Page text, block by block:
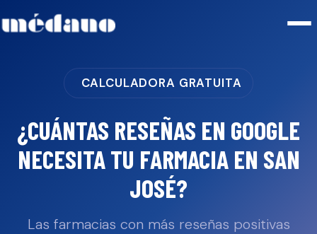
CALCULADORA GRATUITA
¿CUÁNTAS RESEÑAS EN GOOGLE
NECESITA TU FARMACIAEN SAN
JOSÉ?
Las farmacias con más reseñas positivas